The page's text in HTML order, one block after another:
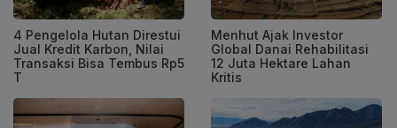
4 Pengelola Hutan Direstui
Jual Kredit Karbon, Nilai
Transaksi Bisa Tembus Rp5
T
Menhut Ajak Investor
Global Danai Rehabilitasi
12 Juta Hektare Lahan
Kritis